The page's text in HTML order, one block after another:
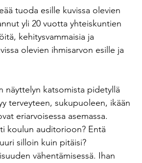
tuoda esille kuvissa olevien
yli 20 vuotta yhteiskuntien
kehitysvammaisia ja
olevien ihmisarvon esille ja
näyttelyn katsomista pidetyllä
terveyteen, sukupuoleen, ikään
eriarvoisessa asemassa.
koulun auditorioon? Entä
silloin kuin pitäisi?
vähentämisessä. Ihan